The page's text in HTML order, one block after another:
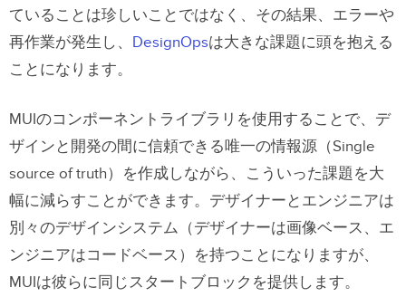
ていることは珍しいことではなく、その結果、エラーや
再作業が発生し、 DesignOpsは大きな課題に頭を抱える
ことになります。
MUIのコンポーネントライブラリを使用することで、デ
ザインと開発の間に信頼できる唯一の情報源（Single
source of truth）を作成しながら、こういった課題を大
幅に減らすことができます。デザイナーとエンジニアは
別々のデザインシステム（デザイナーは画像ベース、エ
ンジニアはコードベース）を持つことになりますが、
MUIは彼らに同じスタートブロックを提供します。